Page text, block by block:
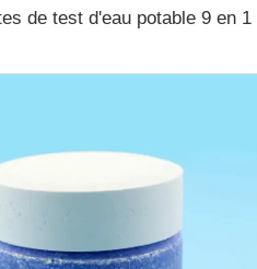
de test d'eau potable 9 en 1